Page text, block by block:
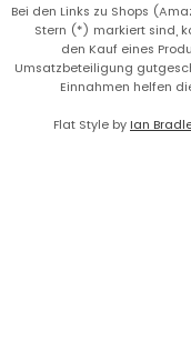
Bei den Links zu Shops
Stern (*) markiert sind,
den Kauf eines
Umsatzbeteiligung
Einnahmen helfen
Flat Style by Ian